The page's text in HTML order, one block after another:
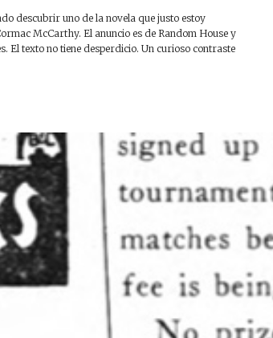
descubrir uno de la novela que justo estoy
McCarthy. El anuncio es de Random House y
El texto no tiene desperdicio. Un curioso contraste